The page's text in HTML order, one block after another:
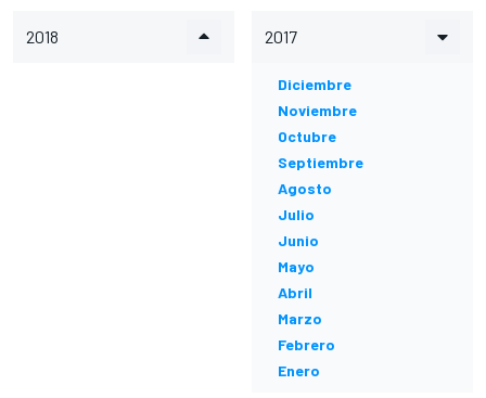
2018 2017
Diciembre
Noviembre
Octubre
Septiembre
Agosto
Julio
Junio
Mayo
Abril
Marzo
Febrero
Enero